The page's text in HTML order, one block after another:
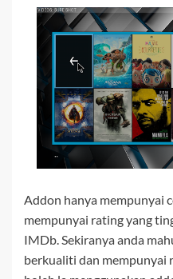
Addon hanya mempunyai
mempunyai rating yang
IMDb. Sekiranya anda
berkualiti dan mempunyai